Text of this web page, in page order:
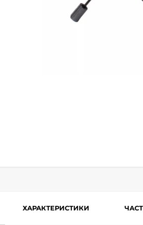
ХАРАКТЕРИСТИКИ